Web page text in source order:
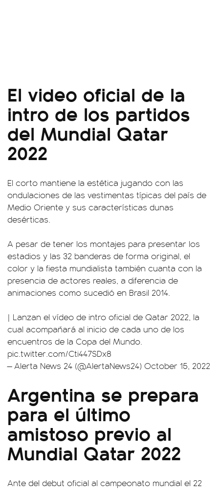
El video oficial de la
intro de los partidos
del Mundial Qatar
2022
El corto mantiene la estética jugando con las
ondulaciones de las vestimentas típicas del país de
Medio Oriente y sus características dunas
desérticas.
A pesar de tener los montajes para presentar los
estadios y las 32 banderas de forma original, el
color y la fiesta mundialista también cuanta con la
presencia de actores reales, a diferencia de
animaciones como sucedió en Brasil 2014.
| Lanzan el vídeo de intro oficial de Qatar 2022, la
cual acompañará al inicio de cada uno de los
encuentros de la Copa del Mundo.
pic.twitter.com/Cti447SDx8
— Alerta News 24 (@AlertaNews24) October 15, 2022
Argentina se prepara
para el último
amistoso previo al
Mundial Qatar 2022
Ante del debut oficial al campeonato mundial el 22